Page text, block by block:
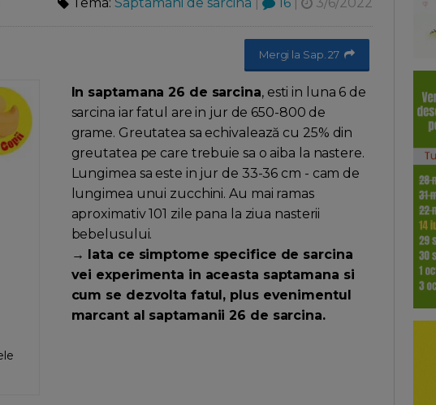
Tema: Saptamani de sarcina 16 3/6/2022
Mergi la Sap. 27
In saptamana 26 de sarcina, esti in luna 6 de
sarcina iar fatul are in jur de 650-800 de
grame. Greutatea sa echivalează cu 25% din
greutatea pe care trebuie sa o aiba la nastere.
Lungimea sa este in jur de 33-36 cm - cam de
lungimea unui zucchini. Au mai ramas
aproximativ 101 zile pana la ziua nasterii
bebelusului.
→ Iata ce simptome specifice de sarcina
vei experimenta in aceasta saptamana si
cum se dezvolta fatul, plus evenimentul
marcant al saptamanii 26 de sarcina.